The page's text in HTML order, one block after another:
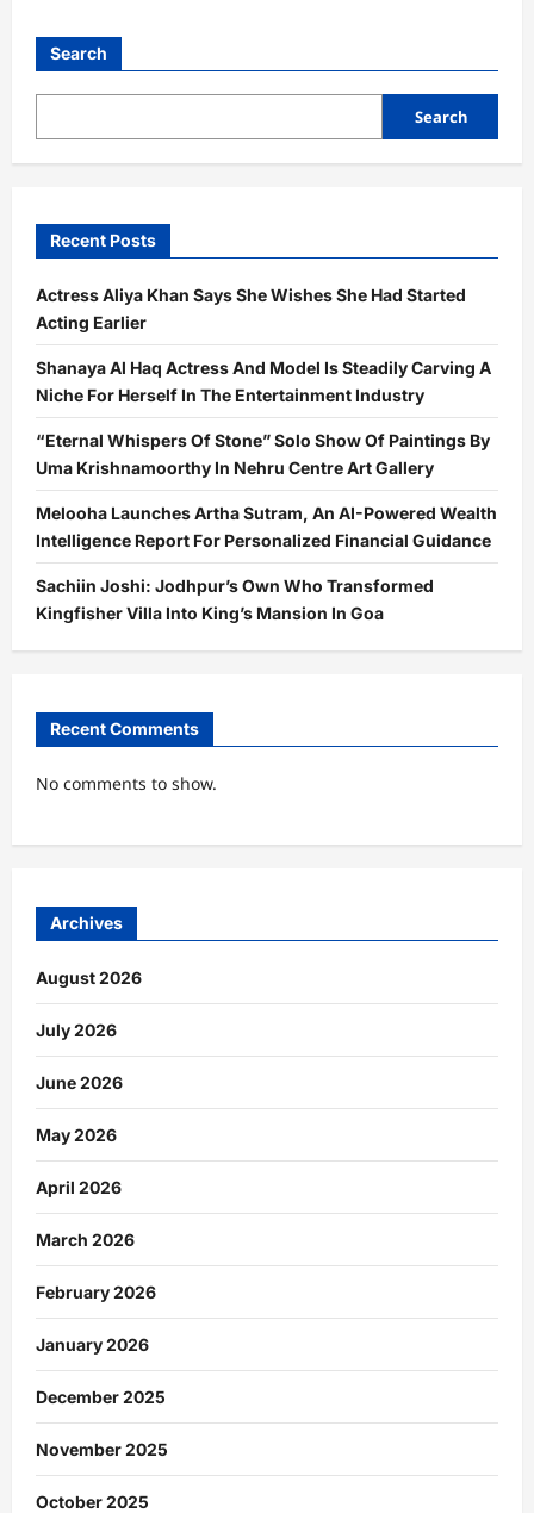
Search
Search
Recent Posts
Actress Aliya Khan Says She Wishes She Had Started
Acting Earlier
Shanaya Al Haq Actress And Model Is Steadily Carving A
Niche For Herself In The Entertainment Industry
“Eternal Whispers Of Stone” Solo Show Of Paintings By
Uma Krishnamoorthy In Nehru Centre Art Gallery
Melooha Launches Artha Sutram, An AI-Powered Wealth
Intelligence Report For Personalized Financial Guidance
Sachiin Joshi: Jodhpur’s Own Who Transformed
Kingfisher Villa Into King’s Mansion In Goa
Recent Comments
No comments to show.
Archives
August 2026
July 2026
June 2026
May 2026
April 2026
March 2026
February 2026
January 2026
December 2025
November 2025
October 2025